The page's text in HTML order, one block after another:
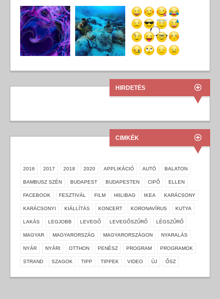
HIRDETÉS
CIMKÉK
2016 2017 2018 2020 APPLIKÁCIÓ AUTÓ BALATON
BAMBUSZ SZÉN BUDAPEST BUDAPESTEN CIPŐ ELLEN
FACEBOOK FESZTIVÁL FILM HIILIBAG IKEA KARÁCSONY
KARÁCSONYI KIÁLLÍTÁS KONCERT KORONAVÍRUS KUTYA
LAKÁS LEGJOBB LEVEGŐ LEVEGŐSZŰRŐ LÉGSZŰRŐ
MAGYAR MAGYARORSZÁG MAGYARORSZÁGON NYARALÁS
NYÁR NYÁRI OTTHON PENÉSZ PROGRAM PROGRAMOK
STRAND SZAGOK TIPP TIPPEK VIDEO ÚJ ŐSZ